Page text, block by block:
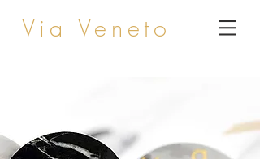
Via Veneto